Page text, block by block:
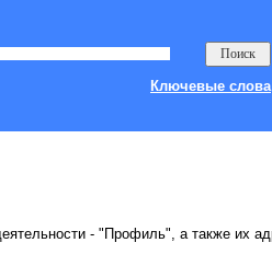
Ключевые слова
- "Профиль", а также их